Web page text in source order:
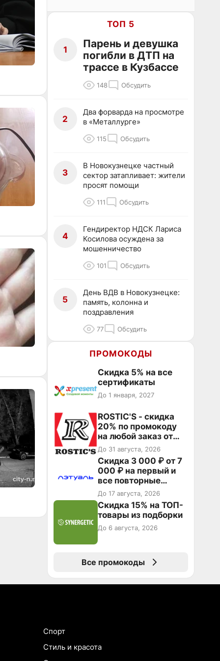
ТОП 5
1
Парень и девушка
погибли в ДТП на
трассе в Кузбассе
148 Обсудить
2
Два форварда на просмотре
в «Металлурге»
115 Обсудить
3
В Новокузнецке частный
сектор затапливает: жители
просят помощи
111 Обсудить
4
Гендиректор НДСК Лариса
Косилова осуждена за
мошенничество
101 Обсудить
5
День ВДВ в Новокузнецке:
память, колонна и
поздравления
77 Обсудить
ПРОМОКОДЫ
Скидка 5% на все
сертификаты
До 1 января, 2027
ROSTIC'S - скидка
20% по промокоду
на любой заказ от
3199₽!
До 31 августа, 2026
Скидка 3 000 ₽ от 7
000 ₽ на первый и
все повторные
заказы по
промокоду МОМЕНТ
До 17 августа, 2026
Скидка 15% на ТОП-
товары из подборки
До 6 августа, 2026
Все промокоды
Спорт
Стиль и красота